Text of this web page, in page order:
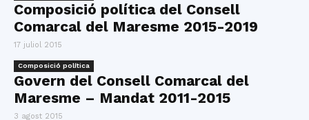
Composició política del Consell
Comarcal del Maresme 2015-2019
17 juliol 2015
Composició política
Govern del Consell Comarcal del
Maresme – Mandat 2011-2015
3 agost 2015